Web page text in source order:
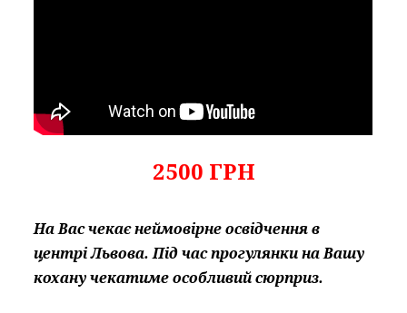
2500 ГРН
На Вас чекає неймовірне освідчення в
центрі Львова. Під час прогулянки на Вашу
кохану чекатиме особливий сюрприз.